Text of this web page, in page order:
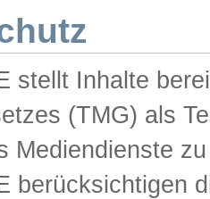
stellt Inhalte
(TMG) als
Mediendienste
berücksichtigen